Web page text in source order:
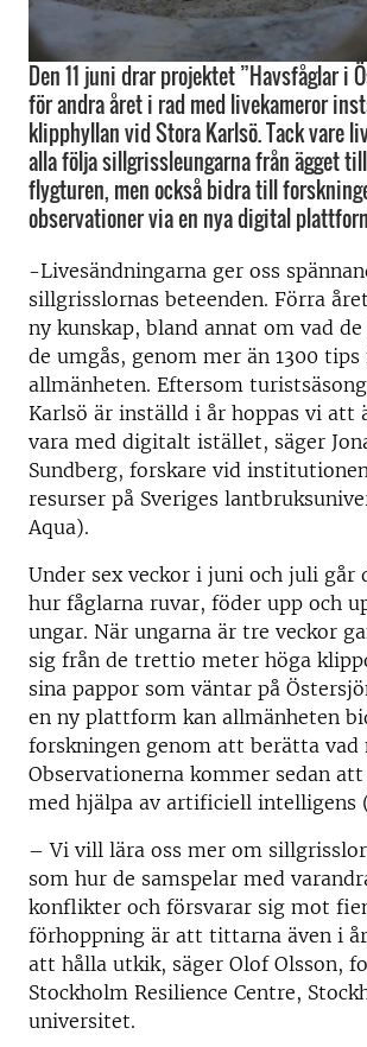
Den 11 juni drar projektet ”Havsfåglar i
för andra året i rad med livekameror
klipphyllan vid Stora Karlsö. Tack vare
alla följa sillgrissleungarna från ägget
flygturen, men också bidra till
observationer via en nya digital
-Livesändningarna ger oss
sillgrisslornas beteenden. Förra
ny kunskap, bland annat om vad
de umgås, genom mer än 1300 tips
allmänheten. Eftersom
Karlsö är inställd i år hoppas vi att
vara med digitalt istället, säger
Sundberg, forskare vid
resurser på Sveriges
Aqua).
Under sex veckor i juni och juli går
hur fåglarna ruvar, föder upp och
ungar. När ungarna är tre veckor
sig från de trettio meter höga
sina pappor som väntar på
en ny plattform kan allmänheten
forskningen genom att berätta vad
Observationerna kommer sedan att
med hjälpa av artificiell intelligens
– Vi vill lära oss mer om
som hur de samspelar med
konflikter och försvarar sig mot
förhoppning är att tittarna även i
att hålla utkik, säger Olof Olsson,
Stockholm Resilience Centre,
universitet.